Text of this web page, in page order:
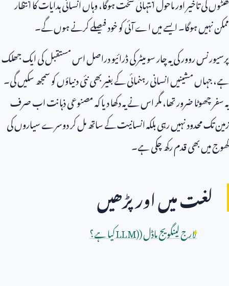
ممکن نہیں ہوگا۔ ایسے میں اے آئی کو خود فیصلے کرنے ہوں گے۔
پرسیورنس روور کی یہ چار سو میٹر کی ڈرائیو دراصل اس مستقبل کی ایک جھلک
ہے، جہاں مشینیں انسانی رہنمائی کے بغیر بھی نئی دنیاؤں کو سمجھ سکیں گی۔
یہ سفر چھوٹا ضرور تھا، مگر اس نے یہ دکھا دیا کہ مصنوعی ذہانت اب صرف
زمین تک محدود نہیں رہی بلکہ انسانیت کے ساتھ مل کر دوسرے سیاروں کی
کھوج میں بھی قدم رکھ چکی ہے۔
لغت میں اور پڑھیں
لارج لینگویج ماڈل (LLM)کیا ہے؟